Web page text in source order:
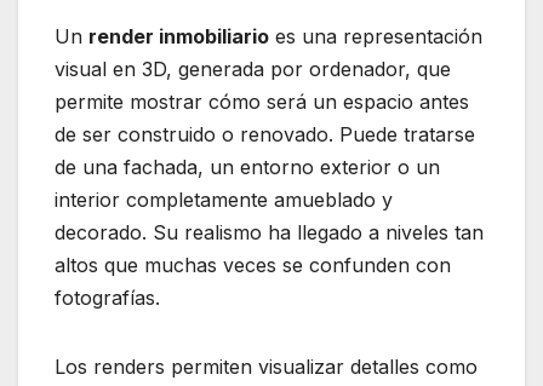
Un render inmobiliario es una representación
visual en 3D, generada por ordenador, que
permite mostrar cómo será un espacio antes
de ser construido o renovado. Puede tratarse
de una fachada, un entorno exterior o un
interior completamente amueblado y
decorado. Su realismo ha llegado a niveles tan
altos que muchas veces se confunden con
fotografías.
Los renders permiten visualizar detalles como